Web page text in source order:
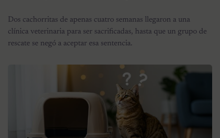
Dos cachorritas de apenas cuatro semanas llegaron a una
clínica veterinaria para ser sacrificadas, hasta que un grupo de
rescate se negó a aceptar esa sentencia.